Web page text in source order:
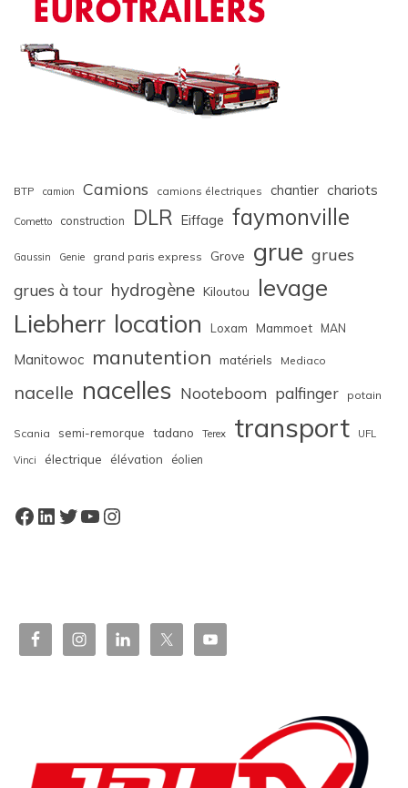
BTP camion Camions camions électriques chantier chariots
Cometto construction DLR Eiffage faymonville
Gaussin Genie grand paris express Grove grue grues
grues à tour hydrogène Kiloutou levage
Liebherr location Loxam Mammoet MAN
Manitowoc manutention matériels Mediaco
nacelle nacelles Nooteboom palfinger potain
Scania semi-remorque tadano Terex transport UFL
Vinci électrique élévation éolien
Facebook
LinkedIn
Twitter
YouTube
Instagram